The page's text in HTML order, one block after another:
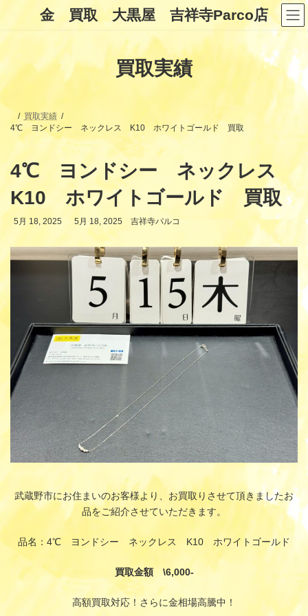
ン
キ
ッ
ー
に
移
金 買取 大黒屋 吉祥寺Parco店
買取実績
買取実績
4℃ ヨンドシー ネックレス K10 ホワイトゴールド 買取
4℃ ヨンドシー ネックレス
K10 ホワイトゴールド 買取
5月 18, 2025
最
新
5月 18, 2025 吉祥寺パルコ
武蔵野市にお住まいのお客様より、お買取りさせて頂きましたお
品をご紹介させていただきます。
品名：4℃ ヨンドシー ネックレス K10 ホワイトゴールド
買取金額 \6,000-
高額買取対応！さらに金相場高騰中！